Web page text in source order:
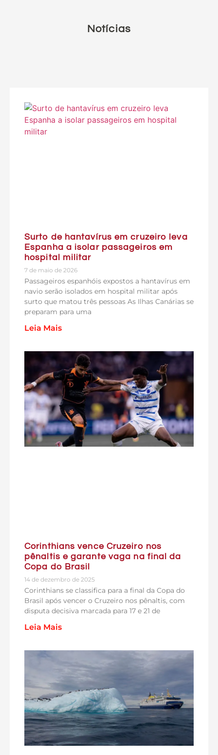
Notícias
Surto de hantavírus em cruzeiro leva
Espanha a isolar passageiros em
hospital militar
7 de maio de 2026
Passageiros espanhóis expostos a hantavírus em
navio serão isolados em hospital militar após
surto que matou três pessoas As Ilhas Canárias se
preparam para uma
Leia Mais
Corinthians vence Cruzeiro nos
pênaltis e garante vaga na final da
Copa do Brasil
14 de dezembro de 2025
Corinthians se classifica para a final da Copa do
Brasil após vencer o Cruzeiro nos pênaltis, com
disputa decisiva marcada para 17 e 21 de
Leia Mais